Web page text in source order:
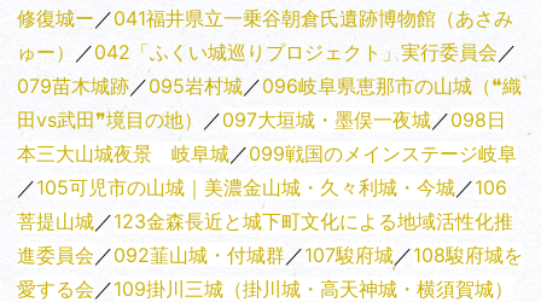
修復城ー ／041福井県立一乗谷朝倉氏遺跡博物館（あさみ
ゅー）
／042「ふくい城巡りプロジェクト」実行委員会 ／
079苗木城跡／095岩村城／096岐阜県恵那市の山城（❝織
田vs武田❞境目の地）
／097大垣城・墨俣一夜城／098日
本三大山城夜景 岐阜城／099戦国のメインステージ岐阜
／105可児市の山城｜美濃金山城・久々利城・今城／106
菩提山城／123金森長近と城下町文化による地域活性化推
進委員会 ／092韮山城・付城群／107駿府城／108駿府城を
愛する会 ／109掛川三城（掛川城・高天神城・横須賀城）